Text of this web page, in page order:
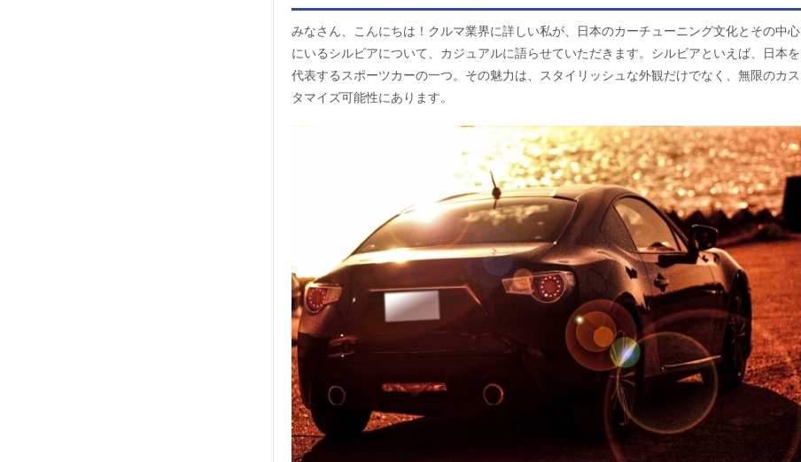
みなさん、こんにちは！クルマ業界に詳しい私が、日本のカーチューニング文化とその中心
にいるシルビアについて、カジュアルに語らせていただきます。シルビアといえば、日本を
代表するスポーツカーの一つ。その魅力は、スタイリッシュな外観だけでなく、無限のカス
タマイズ可能性にあります。